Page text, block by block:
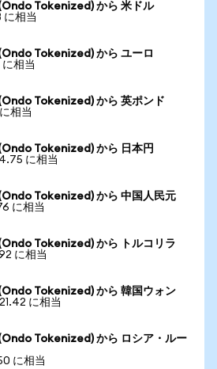
Tokenized) から 米ドル
に相当
Tokenized) から ユーロ
相当
Tokenized) から 英ポンド
相当
Tokenized) から 日本円
に相当
Tokenized) から 中国人民元
に相当
Tokenized) から トルコリラ
に相当
Tokenized) から 韓国ウォン
に相当
Tokenized) から ロシア・ルー
に相当